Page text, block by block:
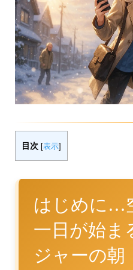
目次 表示]
はじめに…
一日が始ま
ジャーの朝